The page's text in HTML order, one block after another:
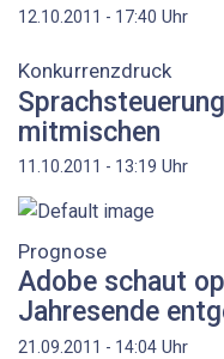
12.10.2011 - 17:40 Uhr
Konkurrenzdruck
mitmischen
11.10.2011 - 13:19 Uhr
Prognose
Adobe schaut
Jahresende
21.09.2011 - 14:04 Uhr